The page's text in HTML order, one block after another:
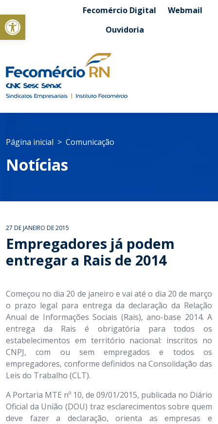
Abrir a barra de ferramentasFecomércio Digital
Webmail
Ouvidoria
Página inicial Comunicação
Notícias
27 DE JANEIRO DE 2015
Empregadores já podem
entregar a Rais de 2014
Começou no dia 20 de janeiro e vai até o dia 20 de março
o prazo legal para entrega da declaração da Relação
Anual de Informações Sociais (Rais), ano-base 2014. A
entrega da Rais é obrigatória para todos os
estabelecimentos em território nacional: inscritos no
CNPJ, com ou sem empregados e todos os
empregadores, conforme definidos na Consolidação das
Leis do Trabalho (CLT).
A Portaria MTE nº 10, de 09/01/2015, publicada no Diário
Oficial da União (DOU) traz esclarecimentos sobre quem
deve fazer a declaração, orienta as empresas e